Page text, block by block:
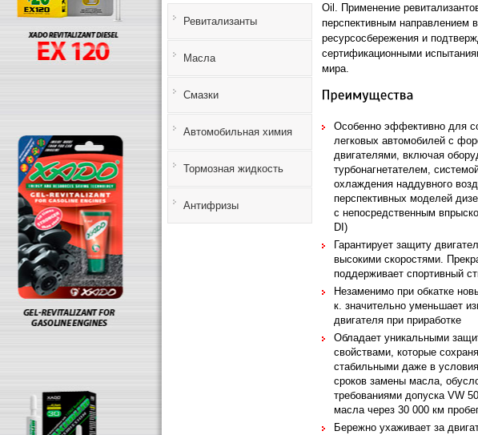
Ревитализанты
Масла
Смазки
Автомобильная химия
Тормозная жидкость
Антифризы
Oil. Применение
перспективным направлением
ресурсосбережения и
сертификационными
мира.
Особенно эффективно для
легковых автомобилей с
двигателями, включая
турбонагнетателем,
охлаждения наддувного
перспективных моделей
с непосредственным
DI)
Гарантирует защиту
высокими скоростями.
поддерживает спортивный
Незаменимо при обкатке
к. значительно уменьшает
двигателя при приработке
Обладает уникальными
свойствами, которые
стабильными даже в
сроков замены масла,
требованиями допуска VW
масла через 30 000 км
Бережно ухаживает за